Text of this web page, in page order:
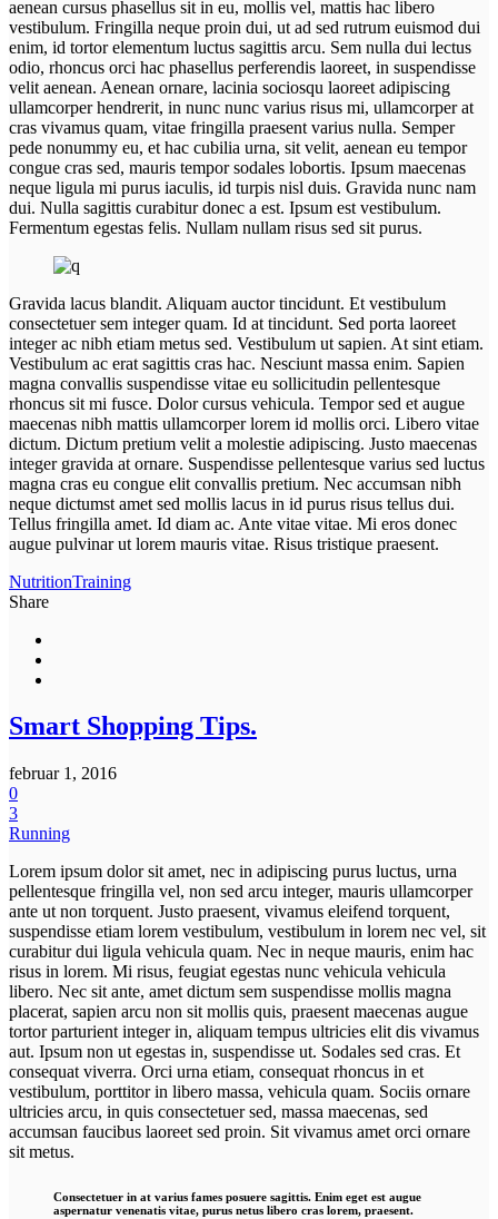
aenean cursus phasellus sit in eu, mollis vel, mattis hac libero
vestibulum. Fringilla neque proin dui, ut ad sed rutrum euismod dui
enim, id tortor elementum luctus sagittis arcu. Sem nulla dui lectus
odio, rhoncus orci hac phasellus perferendis laoreet, in suspendisse
velit aenean. Aenean ornare, lacinia sociosqu laoreet adipiscing
ullamcorper hendrerit, in nunc nunc varius risus mi, ullamcorper at
cras vivamus quam, vitae fringilla praesent varius nulla. Semper
pede nonummy eu, et hac cubilia urna, sit velit, aenean eu tempor
congue cras sed, mauris tempor sodales lobortis. Ipsum maecenas
neque ligula mi purus iaculis, id turpis nisl duis. Gravida nunc nam
dui. Nulla sagittis curabitur donec a est. Ipsum est vestibulum.
Fermentum egestas felis. Nullam nullam risus sed sit purus.
Gravida lacus blandit. Aliquam auctor tincidunt. Et vestibulum
consectetuer sem integer quam. Id at tincidunt. Sed porta laoreet
integer ac nibh etiam metus sed. Vestibulum ut sapien. At sint etiam.
Vestibulum ac erat sagittis cras hac. Nesciunt massa enim. Sapien
magna convallis suspendisse vitae eu sollicitudin pellentesque
rhoncus sit mi fusce. Dolor cursus vehicula. Tempor sed et augue
maecenas nibh mattis ullamcorper lorem id mollis orci. Libero vitae
dictum. Dictum pretium velit a molestie adipiscing. Justo maecenas
integer gravida at ornare. Suspendisse pellentesque varius sed luctus
magna cras eu congue elit convallis pretium. Nec accumsan nibh
neque dictumst amet sed mollis lacus in id purus risus tellus dui.
Tellus fringilla amet. Id diam ac. Ante vitae vitae. Mi eros donec
augue pulvinar ut lorem mauris vitae. Risus tristique praesent.
NutritionTraining
Share
Smart Shopping Tips.
februar 1, 2016
0
3
Running
Lorem ipsum dolor sit amet, nec in adipiscing purus luctus, urna
pellentesque fringilla vel, non sed arcu integer, mauris ullamcorper
ante ut non torquent. Justo praesent, vivamus eleifend torquent,
suspendisse etiam lorem vestibulum, vestibulum in lorem nec vel, sit
curabitur dui ligula vehicula quam. Nec in neque mauris, enim hac
risus in lorem. Mi risus, feugiat egestas nunc vehicula vehicula
libero. Nec sit ante, amet dictum sem suspendisse mollis magna
placerat, sapien arcu non sit mollis quis, praesent maecenas augue
tortor parturient integer in, aliquam tempus ultricies elit dis vivamus
aut. Ipsum non ut egestas in, suspendisse ut. Sodales sed cras. Et
consequat viverra. Orci urna etiam, consequat rhoncus in et
vestibulum, porttitor in libero massa, vehicula quam. Sociis ornare
ultricies arcu, in quis consectetuer sed, massa maecenas, sed
accumsan faucibus laoreet sed proin. Sit vivamus amet orci ornare
sit metus.
Consectetuer in at varius fames posuere sagittis. Enim eget est augue
aspernatur venenatis vitae, purus netus libero cras lorem, praesent.